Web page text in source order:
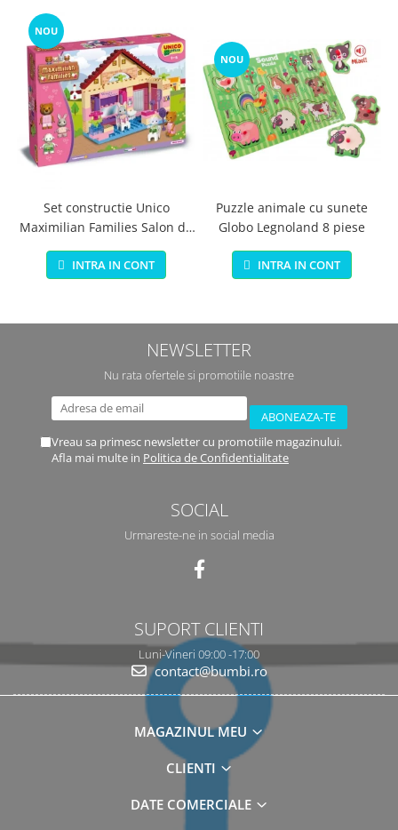
NOU
Set constructie Unico
Maximilian Families Salon de
infrumusetare 80 piese
INTRA IN CONT
NOU
Puzzle animale cu sunete
Globo Legnoland 8 piese
INTRA IN CONT
NEWSLETTER
Nu rata ofertele si promotiile noastre
Vreau sa primesc newsletter cu promotiile magazinului.
Afla mai multe in Politica de Confidentialitate
SOCIAL
Urmareste-ne in social media
SUPORT CLIENTI
Luni-Vineri 09:00 -17:00
contact@bumbi.ro
MAGAZINUL MEU
CLIENTI
DATE COMERCIALE